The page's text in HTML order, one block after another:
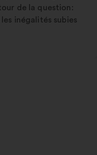
de la question:
inégalités subies